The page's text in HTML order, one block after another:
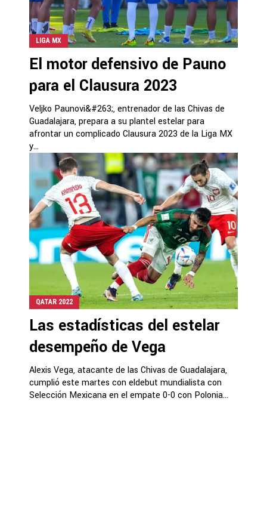
LIGA MX
El motor defensivo de Pauno
para el Clausura 2023
Veljko Paunovi&#263;, entrenador de las Chivas de
Guadalajara, prepara a su plantel estelar para
afrontar un complicado Clausura 2023 de la Liga MX
y...
QATAR 2022
Las estadísticas del estelar
desempeño de Vega
Alexis Vega, atacante de las Chivas de Guadalajara,
cumplió este martes con eldebut mundialista con
Selección Mexicana en el empate 0-0 con Polonia...